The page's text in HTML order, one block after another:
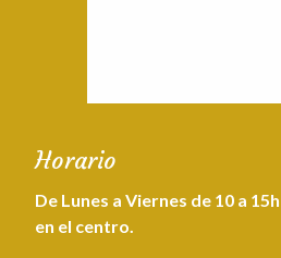
Horario
De Lunes a Viernes de 10 a
en el centro.